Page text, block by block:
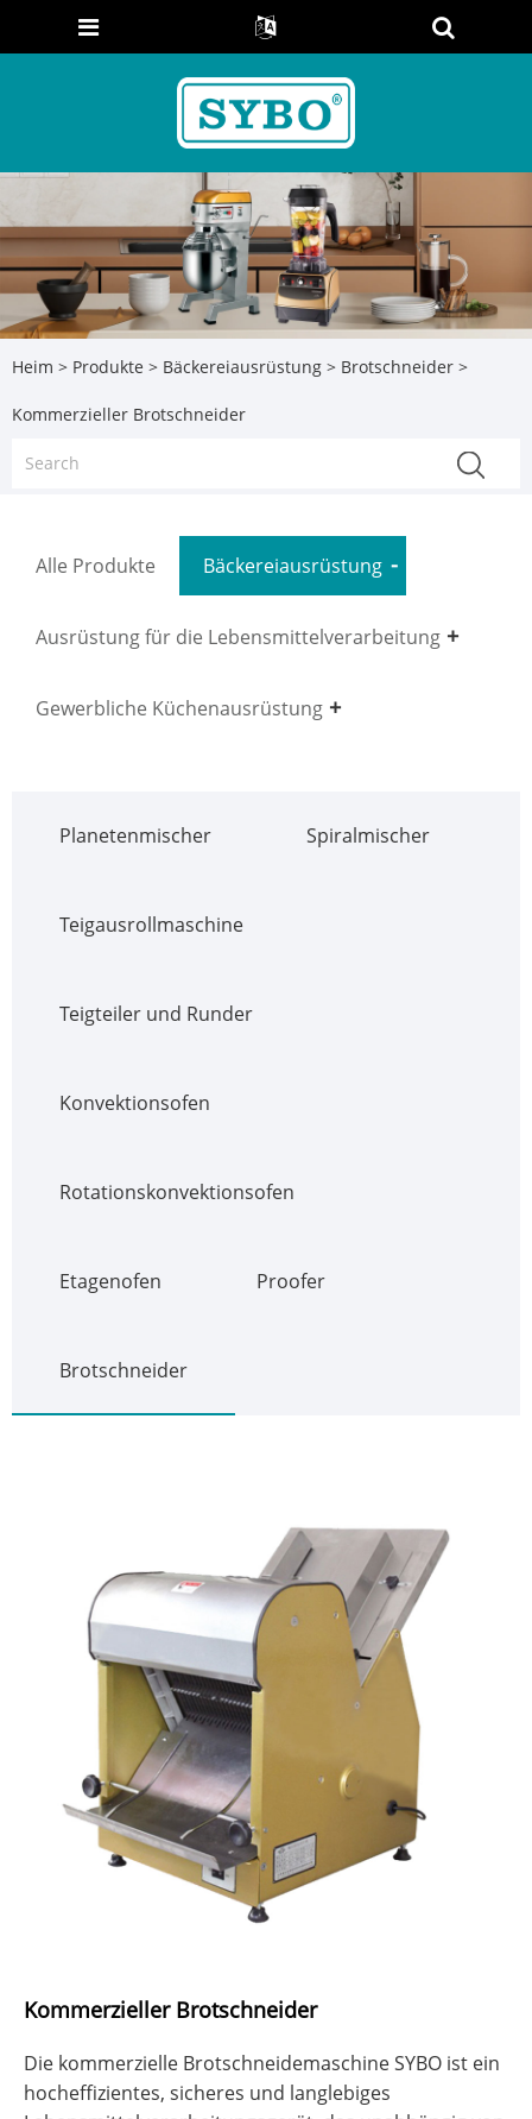
Heim > Produkte > Bäckereiausrüstung > Brotschneider >
Kommerzieller Brotschneider
Alle Produkte Bäckereiausrüstung
Ausrüstung für die Lebensmittelverarbeitung
Gewerbliche Küchenausrüstung
Planetenmischer Spiralmischer
Teigausrollmaschine
Teigteiler und Runder
Konvektionsofen
Rotationskonvektionsofen
Etagenofen Proofer
Brotschneider
Kommerzieller Brotschneider
Die kommerzielle Brotschneidemaschine SYBO ist ein
hocheffizientes, sicheres und langlebiges